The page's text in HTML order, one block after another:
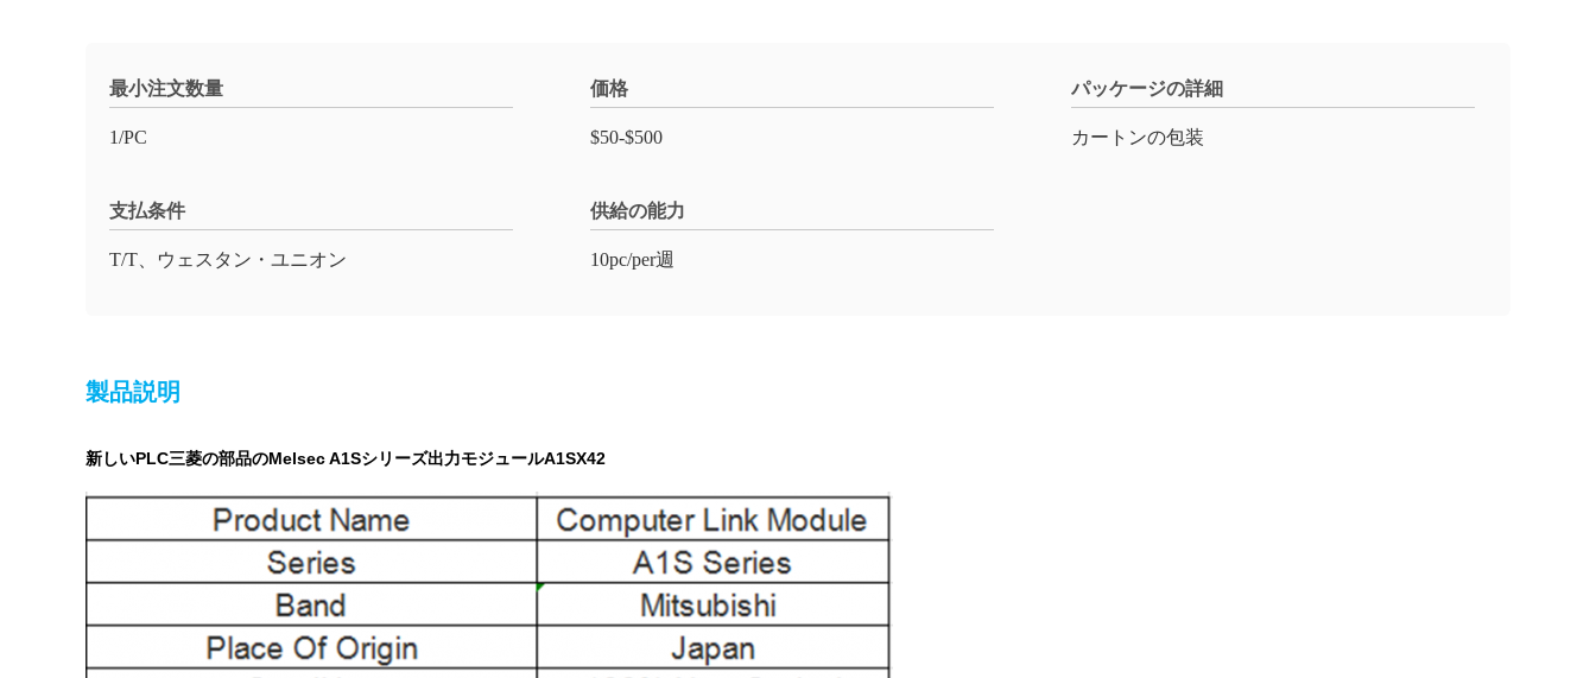
最小注文数量
1/PC
価格
$50-$500
パッケージの詳細
カートンの包装
支払条件
T/T、ウェスタン・ユニオン
供給の能力
10pc/per週
製品説明
新しいPLC三菱の部品のMelsec A1Sシリーズ出力モジュールA1SX42